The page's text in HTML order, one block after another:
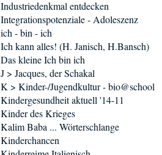
Industriedenkmal entdecken
Integrationspotenziale - Adoleszenz
ich - bin - ich
Ich kann alles! (H. Janisch, H.Bansch)
Das kleine Ich bin ich
J > Jacques, der Schakal
K > Kinder-/Jugendkultur - bio@school
Kindergesundheit aktuell '14-11
Kinder des Krieges
Kalim Baba ... Wörterschlange
Kinderchancen